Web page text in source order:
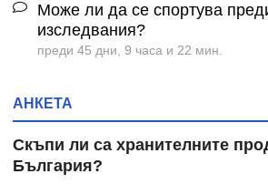
Може ли да се спортува
изследвания?
преди 45 дни, 9 часа и 22 мин.
АНКЕТА
Скъпи ли са хранителните
България?